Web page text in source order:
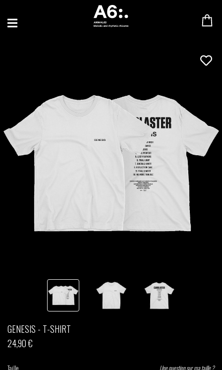
BLU SAMU
JASON GLASSER
JOHAN PAPACONSTANTINO
LOVE SUPREME
MAX BABY
GENESIS - T-SHIRT
24,90 €
Taille Une question sur ma taille ?